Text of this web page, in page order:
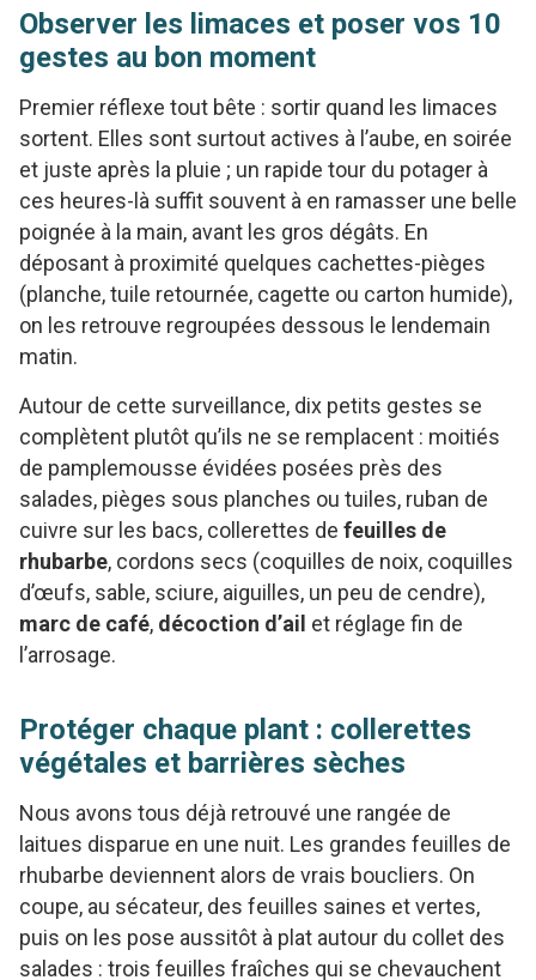
Observer les limaces et poser vos 10
gestes au bon moment
Premier réflexe tout bête : sortir quand les limaces
sortent. Elles sont surtout actives à l’aube, en soirée
et juste après la pluie ; un rapide tour du potager à
ces heures-là suffit souvent à en ramasser une belle
poignée à la main, avant les gros dégâts. En
déposant à proximité quelques cachettes-pièges
(planche, tuile retournée, cagette ou carton humide),
on les retrouve regroupées dessous le lendemain
matin.
Autour de cette surveillance, dix petits gestes se
complètent plutôt qu’ils ne se remplacent : moitiés
de pamplemousse évidées posées près des
salades, pièges sous planches ou tuiles, ruban de
cuivre sur les bacs, collerettes de feuilles de
rhubarbe, cordons secs (coquilles de noix, coquilles
d’œufs, sable, sciure, aiguilles, un peu de cendre),
marc de café, décoction d’ail et réglage fin de
l’arrosage.
Protéger chaque plant : collerettes
végétales et barrières sèches
Nous avons tous déjà retrouvé une rangée de
laitues disparue en une nuit. Les grandes feuilles de
rhubarbe deviennent alors de vrais boucliers. On
coupe, au sécateur, des feuilles saines et vertes,
puis on les pose aussitôt à plat autour du collet des
salades : trois feuilles fraîches qui se chevauchent